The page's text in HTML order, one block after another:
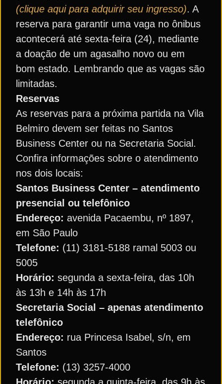
(clique aqui para adquirir seu ingresso). A
reserva para garantir uma vaga no ônibus
acontecerá até sexta-feira (24), mediante
a doação de um agasalho novo ou em
bom estado. Lembrando que as vagas são
limitadas.
Reservas
As reservas para a próxima partida na Vila
Belmiro devem ser feitas no Santos
Business Center ou na Secretaria Social.
Confira informações sobre o atendimento
nos dois locais:
Santos Business Center – atendimento
presencial ou telefônico
Endereço: avenida Pacaembu, nº 1897,
em São Paulo
Telefone: (11) 3181-5188 ramal 5003 ou
5005
Horário: segunda a sexta-feira, das 10h
às 13h e 14h às 17h
Secretaria Social – apenas atendimento
telefônico
Endereço: rua Princesa Isabel, s/n, em
Santos
Telefone: (13) 3257-4000